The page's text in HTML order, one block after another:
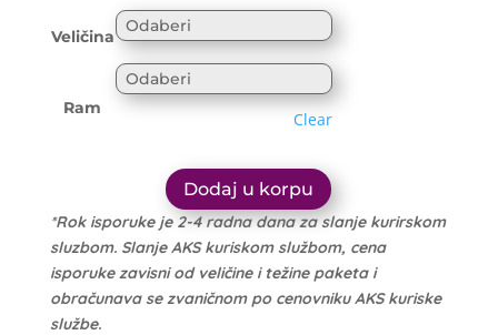
through
10.999 рсд
1.614 рсд
through
10.449 рсд
Veličina
Ram
Clear
Dodaj u korpu
*Rok isporuke je 2-4 radna dana za slanje kurirskom
sluzbom. Slanje AKS kuriskom službom, cena
isporuke zavisni od veličine i težine paketa i
obračunava se zvaničnom po cenovniku AKS kuriske
službe.